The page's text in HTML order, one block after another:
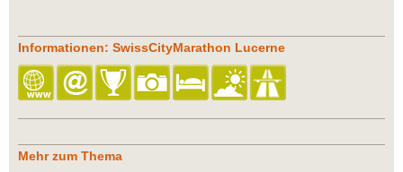
Informationen: SwissCityMarathon Lucerne
Mehr zum Thema